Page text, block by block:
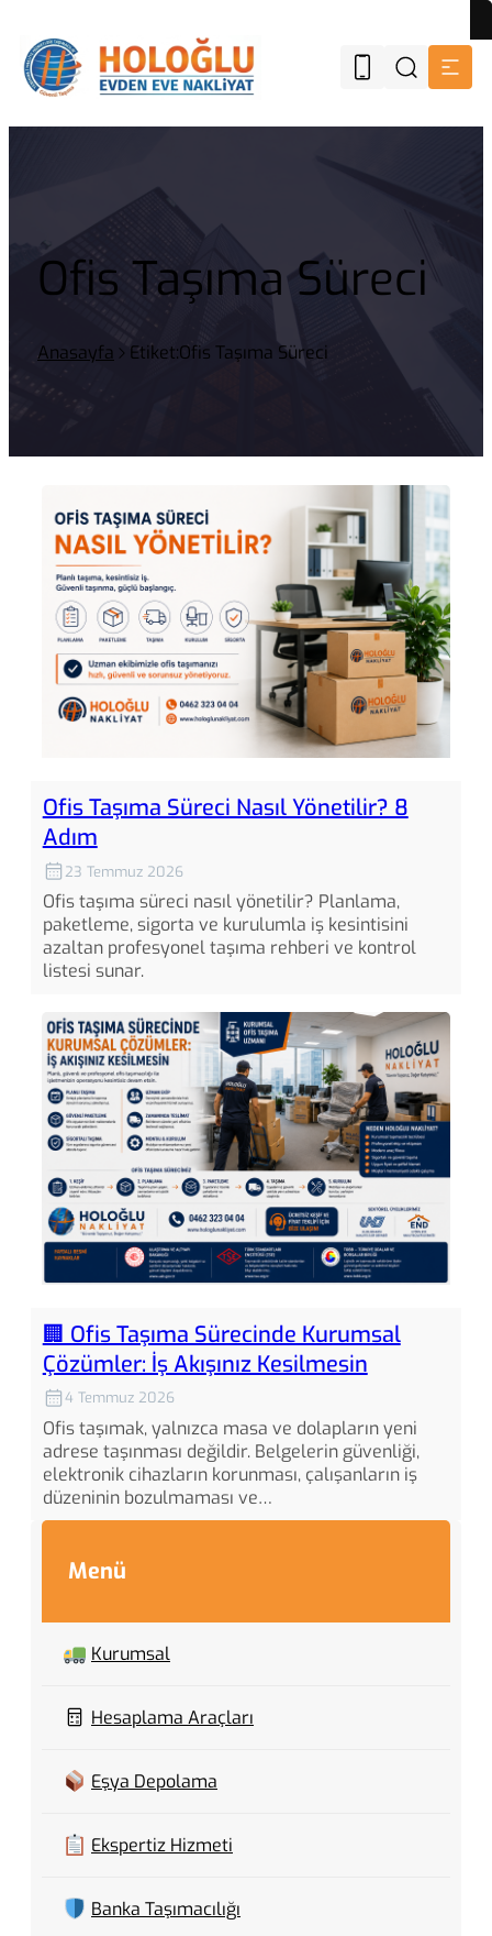
Ofis Taşıma Süreci
Anasayfa Etiket:Ofis Taşıma Süreci
Ofis Taşıma Süreci Nasıl Yönetilir? 8
Adım
23 Temmuz 2026
Ofis taşıma süreci nasıl yönetilir? Planlama,
paketleme, sigorta ve kurulumla iş kesintisini
azaltan profesyonel taşıma rehberi ve kontrol
listesi sunar.
🏢 Ofis Taşıma Sürecinde Kurumsal
Çözümler: İş Akışınız Kesilmesin
4 Temmuz 2026
Ofis taşımak, yalnızca masa ve dolapların yeni
adrese taşınması değildir. Belgelerin güvenliği,
elektronik cihazların korunması, çalışanların iş
düzeninin bozulmaması ve…
Menü
Kurumsal
Hesaplama Araçları
Eşya Depolama
Ekspertiz Hizmeti
Banka Taşımacılığı